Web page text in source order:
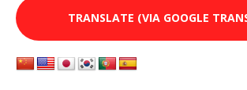
TRANSLATE (VIA GOOGLE